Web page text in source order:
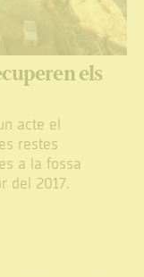
els
acte el
restes
a la fossa
del 2017.